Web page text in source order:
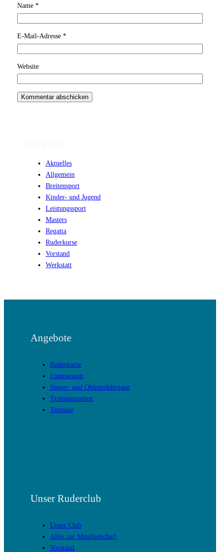
Name *
E-Mail-Adresse *
Website
Aktuelles
Allgemein
Breitensport
Kinder- und Jugend
Leistungssport
Masters
Regatta
Ruderkurse
Vorstand
Werkstatt
Angebote
Ruderkurse
Fitnessraum
Steuer- und Obleutelehrgang
Trainingszeiten
Termine
Unser Ruderclub
Unser Club
Alles zur Mitgliedschaft
Vorstand